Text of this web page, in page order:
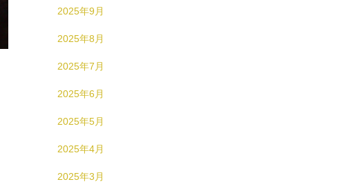
2025年9月
2025年8月
2025年7月
2025年6月
2025年5月
2025年4月
2025年3月